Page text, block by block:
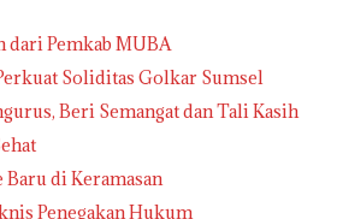
dari Pemkab MUBA
Soliditas Golkar Sumsel
Beri Semangat dan Tali Kasih
di Keramasan
Penegakan Hukum